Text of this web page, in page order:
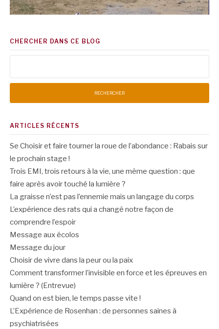
CHERCHER DANS CE BLOG
ARTICLES RÉCENTS
Se Choisir et faire tourner la roue de l’abondance : Rabais sur
le prochain stage !
Trois EMI, trois retours à la vie, une même question : que
faire après avoir touché la lumière ?
La graisse n’est pas l’ennemie mais un langage du corps
L’expérience des rats qui a changé notre façon de
comprendre l’espoir
Message aux écolos
Message du jour
Choisir de vivre dans la peur ou la paix
Comment transformer l’invisible en force et les épreuves en
lumière ? (Entrevue)
Quand on est bien, le temps passe vite !
L’Expérience de Rosenhan : de personnes saines à
psychiatrisées